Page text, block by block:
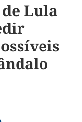
Lula